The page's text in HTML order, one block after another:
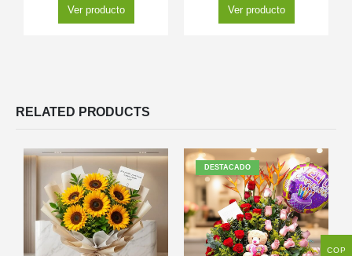
Ver producto Ver producto
RELATED PRODUCTS
DESTACADO
COP